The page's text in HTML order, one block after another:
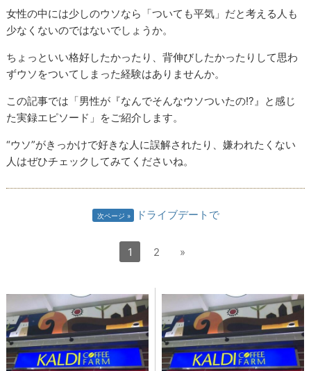
女性の中には少しのウソなら「ついても平気」だと考える人も
少なくないのではないでしょうか。
ちょっといい格好したかったり、背伸びしたかったりして思わ
ずウソをついてしまった経験はありませんか。
この記事では「男性が『なんでそんなウソついたの!?』と感じ
た実録エピソード」をご紹介します。
“ウソ”がきっかけで好きな人に誤解されたり、嫌われたくない
人はぜひチェックしてみてくださいね。
次ページ ドライブデートで
1 2 »